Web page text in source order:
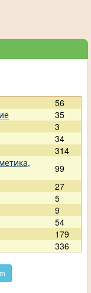
56
35
3
34
314
99
27
5
9
54
179
336